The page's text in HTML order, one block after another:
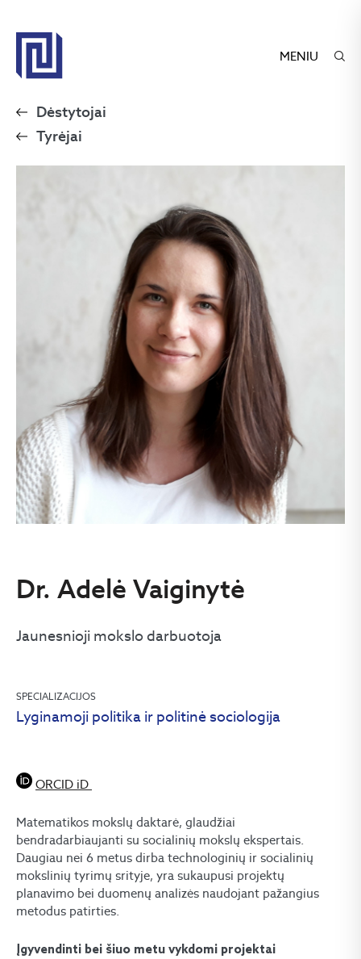
MENIU
Dėstytojai
Tyrėjai
Dr. Adelė Vaiginytė
Jaunesnioji mokslo darbuotoja
SPECIALIZACIJOS
Lyginamoji politika ir politinė sociologija
ORCID iD
Matematikos mokslų daktarė, glaudžiai
bendradarbiaujanti su socialinių mokslų ekspertais.
Daugiau nei 6 metus dirba technologinių ir socialinių
mokslinių tyrimų srityje, yra sukaupusi projektų
planavimo bei duomenų analizės naudojant pažangius
metodus patirties.
Įgyvendinti bei šiuo metu vykdomi projektai